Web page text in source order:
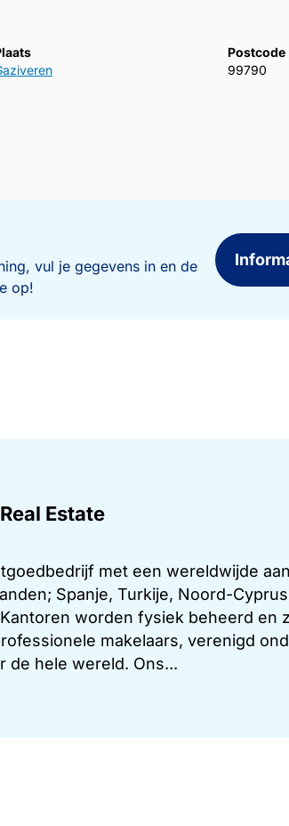
Postcode
99790
vul je gegevens in en de
op!
Estate
met een wereldwijde
Spanje, Turkije, Noord-
worden fysiek beheerd en
makelaars, verenigd
de hele wereld. Ons...